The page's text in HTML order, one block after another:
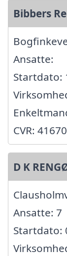
Bibbers
Ansatte:
Startdato:
CVR:
D K
Ansatte: 7
Startdato: